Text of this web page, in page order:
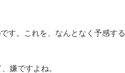
す。これを、なんとなく予感する
嫌ですよね。